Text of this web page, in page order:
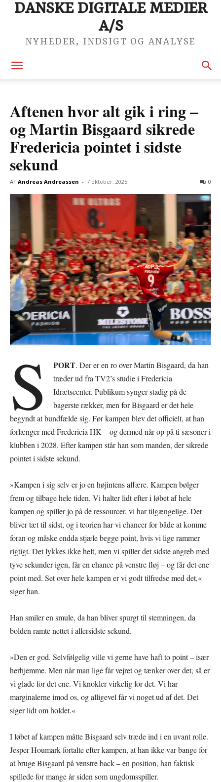
DANSKE DIGITALE MEDIER
A/S
NYHEDER, INDSIGT OG ANALYSE
Aftenen hvor alt gik i ring –
og Martin Bisgaard sikrede
Fredericia pointet i sidste
sekund
Af Andreas Andreassen - 7 oktober, 2025 0
S PORT. Der er en ro over Martin Bisgaard, da han
træder ud fra TV2’s studie i Fredericia
Idrætscenter. Publikum synger stadig på de
bagerste rækker, men for Bisgaard er det hele
begyndt at bundfælde sig. Før kampen blev det officielt, at han
forlænger med Fredericia HK – og dermed når op på ti sæsoner i
klubben i 2028. Efter kampen står han som manden, der sikrede
pointet i sidste sekund.
»Kampen i sig selv er jo en højintens affære. Kampen bølger
frem og tilbage hele tiden. Vi halter lidt efter i løbet af hele
kampen og spiller jo på de ressourcer, vi har tilgængelige. Det
bliver tæt til sidst, og i teorien har vi chancer for både at komme
foran og måske endda stjæle begge point, hvis vi lige rammer
rigtigt. Det lykkes ikke helt, men vi spiller det sidste angreb med
tyve sekunder igen, får en chance på venstre fløj – og får det ene
point med. Set over hele kampen er vi godt tilfredse med det,«
siger han.
Han smiler en smule, da han bliver spurgt til stemningen, da
bolden ramte nettet i allersidste sekund.
»Den er god. Selvfølgelig ville vi gerne have haft to point – især
herhjemme. Men når man lige får vejret og tænker over det, så er
vi glade for det ene. Vi knokler virkelig for det. Vi har
marginalerne imod os, og alligevel får vi noget ud af det. Det
siger lidt om holdet.«
I løbet af kampen måtte Bisgaard selv træde ind i en uvant rolle.
Jesper Houmark fortalte efter kampen, at han ikke var bange for
at bruge Bisgaard på venstre back – en position, han faktisk
spillede for mange år siden som ungdomsspiller.